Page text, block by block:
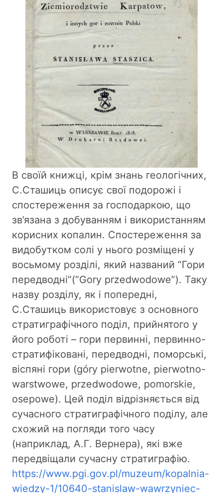
В своїй книжці, крім знань геологічних,
С.Сташиць описує свої подорожі і
спостереження за господаркою, що
зв’язана з добуванням і використанням
корисних копалин. Спостереження за
видобутком солі у нього розміщені у
восьмому розділі, який названий “Гори
передводні”(“Gory przedwodowe”). Таку
назву розділу, як і попередні,
С.Сташиць використовує з основного
стратиграфічного поділ, прийнятого у
його роботі – гори первинні, первинно-
стратифіковані, передводні, поморські,
віспяні гори (góry pierwotne, pierwotno-
warstwowe, przedwodowe, pomorskie,
osepowe). Цей поділ відрізняється від
сучасного стратиграфічного поділу, але
схожий на погляди того часу
(наприклад, А.Г. Вернера), які вже
передвіщали сучасну стратиграфію.
https://www.pgi.gov.pl/muzeum/kopalnia-
wiedzy-1/10640-stanislaw-wawrzyniec-